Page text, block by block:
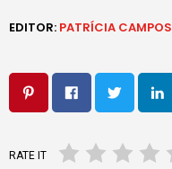
EDITOR: PATRÍCIA CAMPOS
RATE IT